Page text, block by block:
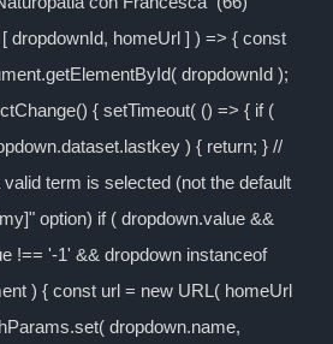
dropdownId, homeUrl ] ) => { const
dropdownId );
{ setTimeout( () => { if (
) { return; } //
term is selected (not the default
option) if ( dropdown.value &&
!== '-1' && dropdown instanceof
) { const url = new URL( homeUrl
dropdown.name,